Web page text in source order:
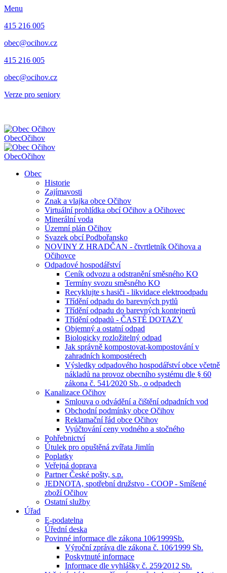
Menu
415 216 005
obec@ocihov.cz
415 216 005
obec@ocihov.cz
Verze pro seniory
ObecOčihov
ObecOčihov
Obec
Historie
Zajímavosti
Znak a vlajka obce Očihov
Virtuální prohlídka obcí Očihov a Očihovec
Minerální voda
Územní plán Očihov
Svazek obcí Podbořansko
NOVINY Z HRADČAN - čtvrtletník Očihova a
Očihovce
Odpadové hospodářství
Ceník odvozu a odstranění směsného KO
Termíny svozu směsného KO
Recyklujte s hasiči - likvidace elektroodpadu
Třídění odpadu do barevných pytlů
Třídění odpadu do barevných kontejnerů
Třídění odpadů - ČASTÉ DOTAZY
Objemný a ostatní odpad
Biologicky rozložitelný odpad
Jak správně kompostovat-kompostování v
zahradních kompostérech
Výsledky odpadového hospodářství obce včetně
nákladů na provoz obecního systému dle § 60
zákona č. 541⁄2020 Sb., o odpadech
Kanalizace Očihov
Smlouva o odvádění a čištění odpadních vod
Obchodní podmínky obce Očihov
Reklamační řád obce Očihov
Vyúčtování ceny vodného a stočného
Pohřebnictví
Útulek pro opuštěná zvířata Jimlín
Poplatky
Veřejná doprava
Partner České pošty, s.p.
JEDNOTA, spotřební družstvo - COOP - Smíšené
zboží Očihov
Ostatní služby
Úřad
E-podatelna
Úřední deska
Povinné informace dle zákona 106⁄1999Sb.
Výroční zpráva dle zákona č. 106⁄1999 Sb.
Poskytnuté informace
Informace dle vyhlášky č. 259⁄2012 Sb.